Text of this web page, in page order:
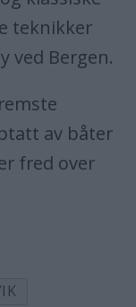
teknikker
ved Bergen.
av båter
fred over